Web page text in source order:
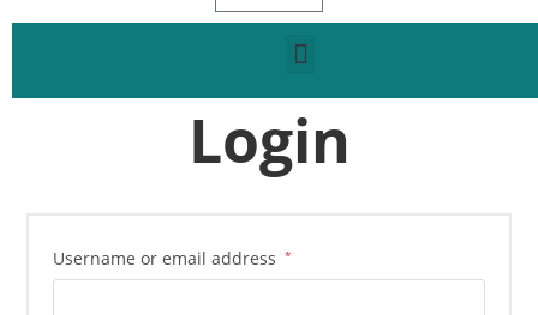
Login
Username or email address *